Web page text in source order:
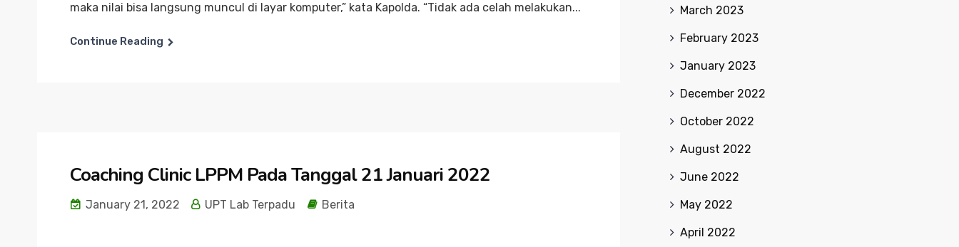
maka nilai bisa langsung muncul di layar komputer,” kata Kapolda. “Tidak ada celah melakukan...
Continue Reading
Coaching Clinic LPPM Pada Tanggal 21 Januari 2022
January 21, 2022 UPT Lab Terpadu Berita
March 2023
February 2023
January 2023
December 2022
October 2022
August 2022
June 2022
May 2022
April 2022